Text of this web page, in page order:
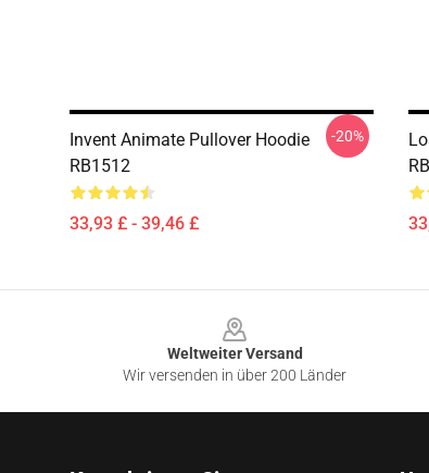
Invent Animate Pullover Hoodie
RB1512
33,93 £ - 39,46 £
-20%
Weltweiter Versand
Wir versenden in über 200 Länder